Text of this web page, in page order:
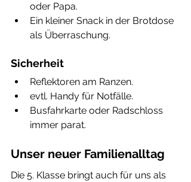
oder Papa.
Ein kleiner Snack in der Brotdose
als Überraschung.
Sicherheit
Reflektoren am Ranzen.
evtl. Handy für Notfälle.
Busfahrkarte oder Radschloss
immer parat.
Unser neuer Familienalltag
Die 5. Klasse bringt auch für uns als